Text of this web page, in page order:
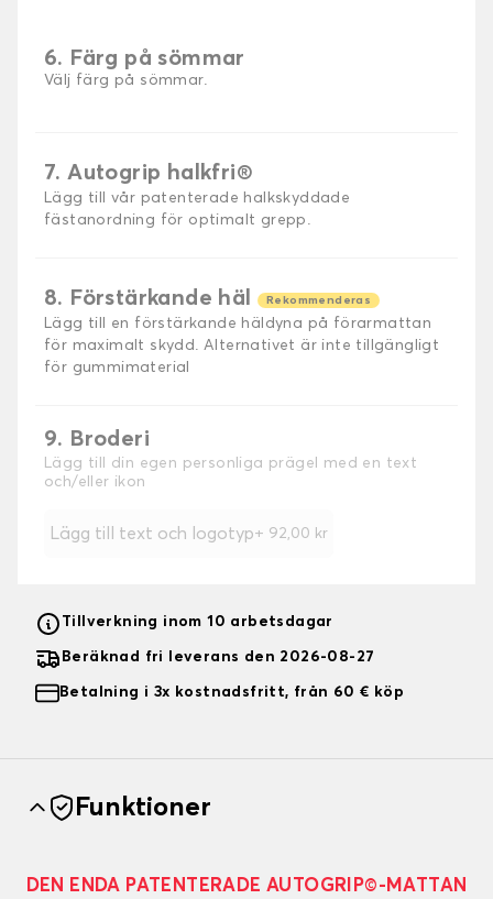
6. Färg på sömmar
Välj färg på sömmar.
7. Autogrip halkfri®
Lägg till vår patenterade halkskyddade
fästanordning för optimalt grepp.
8. Förstärkande häl Rekommenderas
Lägg till en förstärkande häldyna på förarmattan
för maximalt skydd. Alternativet är inte tillgängligt
för gummimaterial
9. Broderi
Lägg till din egen personliga prägel med en text
och/eller ikon
Lägg till text och logotyp+ 92,00 kr
Tillverkning inom 10 arbetsdagar
Beräknad fri leverans den 2026-08-27
Betalning i 3x kostnadsfritt, från 60 € köp
Funktioner
DEN ENDA PATENTERADE AUTOGRIP©-MATTAN